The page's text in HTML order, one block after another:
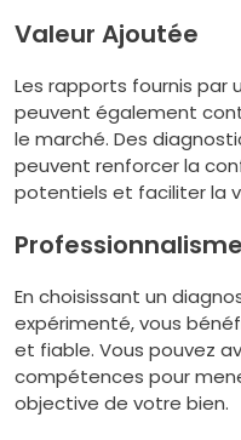
Valeur Ajoutée
Les rapports fournis par
peuvent également
le marché. Des
peuvent renforcer la
potentiels et faciliter la
En choisissant un
expérimenté, vous
et fiable. Vous pouvez
compétences pour
objective de votre bien.